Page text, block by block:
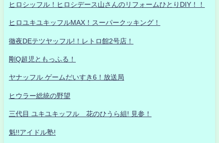
ヒロシッフル！ヒロシデース山さんのリフォームひとりDIY！！
ヒロユキユキッフルMAX！スーパークッキング！
徹夜DEテツヤッフル!！レトロ館2号店！
剛Q超児ともっふる！
ヤナッフル ゲームだいすき6！放送局
ヒウラー総統の野望
三代目 ユキユキッフル 花のひうら組! 見参！
魁!!アイドル塾!